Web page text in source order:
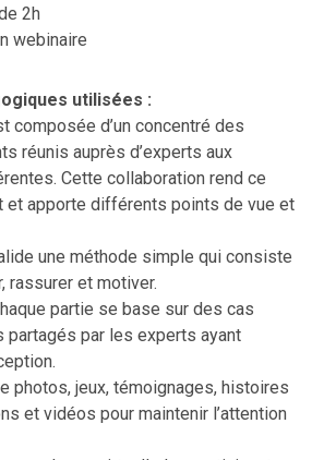
2h
webinaire
utilisées :
composée d’un concentré des
réunis auprès d’experts aux
Cette collaboration rend ce
et apporte différents points de vue et
une méthode simple qui consiste
rassurer et motiver.
partie se base sur des cas
partagés par les experts ayant
photos, jeux, témoignages, histoires
et vidéos pour maintenir l’attention